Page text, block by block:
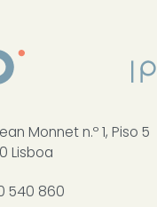
Monnet n.º 1, Piso 5
Lisboa
540 860